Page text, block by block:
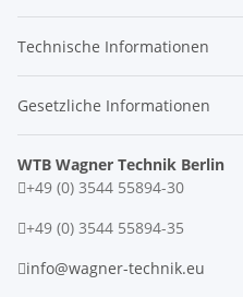
Technische Informationen
Gesetzliche Informationen
WTB Wagner Technik Berlin
+49 (0) 3544 55894-30
+49 (0) 3544 55894-35
info@wagner-technik.eu